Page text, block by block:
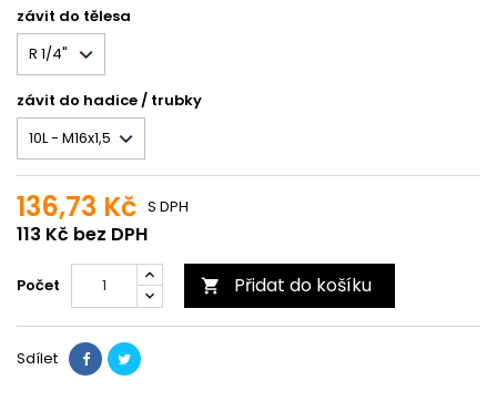
závit do tělesa
závit do hadice / trubky
136,73 Kč
113 Kč bez DPH
S DPH
Počet  Přidat do košíku
Sdílet